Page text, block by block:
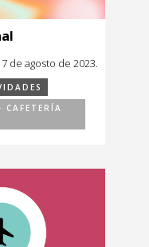
de agosto de 2023.
CAFETERÍA